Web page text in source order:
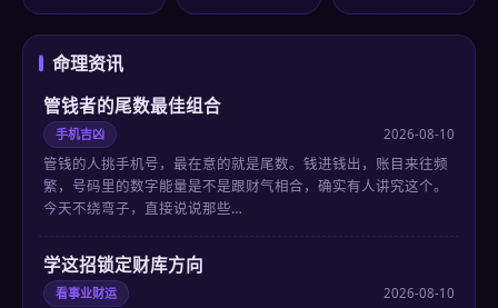
命理资讯
管钱者的尾数最佳组合
手机吉凶 2026-08-10
管钱的人挑手机号，最在意的就是尾数。钱进钱出，账目来往频
繁，号码里的数字能量是不是跟财气相合，确实有人讲究这个。
今天不绕弯子，直接说说那些…
学这招锁定财库方向
看事业财运 2026-08-10